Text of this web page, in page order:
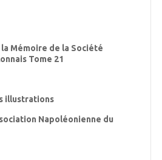
Mémoire de la Société
Tome 21
illustrations
Napoléonienne du